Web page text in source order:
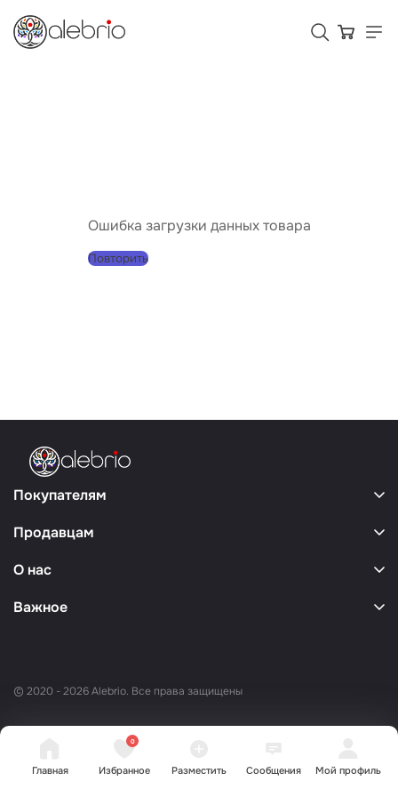
Аксессуары
Для кого Alebrio
Главная
0
Избранное Разместить Сообщения Мой профиль
Ошибка загрузки данных товара
Повторить
Покупателям
Продавцам
О нас
Важное
© 2020 - 2026 Alebrio. Все права защищены